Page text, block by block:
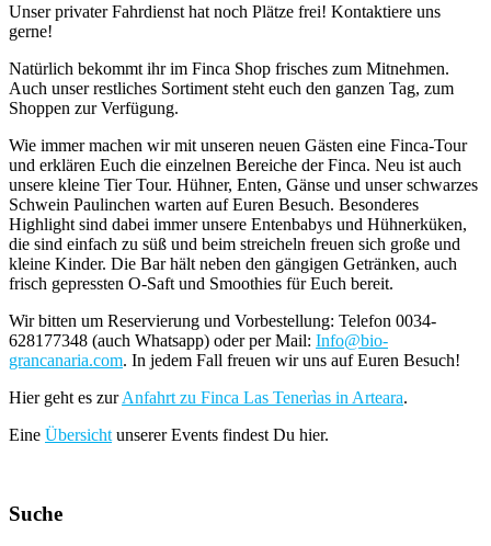
Unser privater Fahrdienst hat noch Plätze frei! Kontaktiere uns
gerne!
Natürlich bekommt ihr im Finca Shop frisches zum Mitnehmen.
Auch unser restliches Sortiment steht euch den ganzen Tag, zum
Shoppen zur Verfügung.
Wie immer machen wir mit unseren neuen Gästen eine Finca-Tour
und erklären Euch die einzelnen Bereiche der Finca. Neu ist auch
unsere kleine Tier Tour. Hühner, Enten, Gänse und unser schwarzes
Schwein Paulinchen warten auf Euren Besuch. Besonderes
Highlight sind dabei immer unsere Entenbabys und Hühnerküken,
die sind einfach zu süß und beim streicheln freuen sich große und
kleine Kinder. Die Bar hält neben den gängigen Getränken, auch
frisch gepressten O-Saft und Smoothies für Euch bereit.
Wir bitten um Reservierung und Vorbestellung: Telefon 0034-
628177348 (auch Whatsapp) oder per Mail: Info@bio-
grancanaria.com. In jedem Fall freuen wir uns auf Euren Besuch!
Hier geht es zurAnfahrt zu Finca Las Tenerìas in Arteara.
Eine Übersicht unserer Events findest Du hier.
Suche